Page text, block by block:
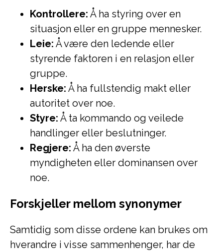
Kontrollere: Å ha styring over en
situasjon eller en gruppe mennesker.
Leie: Å være den ledende eller
styrende faktoren i en relasjon eller
gruppe.
Herske: Å ha fullstendig makt eller
autoritet over noe.
Styre: Å ta kommando og veilede
handlinger eller beslutninger.
Regjere: Å ha den øverste
myndigheten eller dominansen over
noe.
Forskjeller mellom synonymer
Samtidig som disse ordene kan brukes om
hverandre i visse sammenhenger, har de